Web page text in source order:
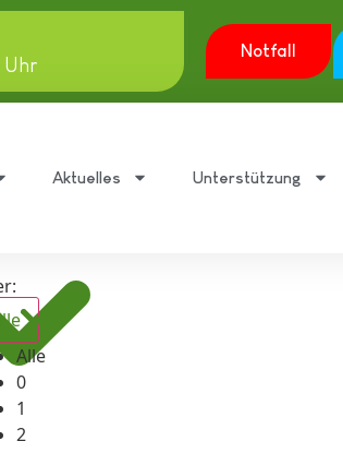
Uhr
Notfall
Aktuelles Unterstützung
Alle
Alle
0
1
2